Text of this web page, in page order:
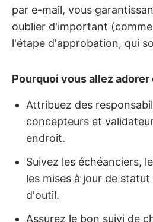
par e-mail, vous
oublier d'important
l'étape d'approbation, qui
Pourquoi vous allez adorer
Attribuez des
concepteurs et
endroit.
Suivez les échéanciers,
les mises à jour de
d'outil.
Assurez le bon suivi de